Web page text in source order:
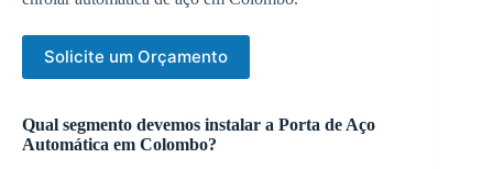
Solicite um Orçamento
Qual segmento devemos instalar a Porta de Aço
Automática em Colombo?